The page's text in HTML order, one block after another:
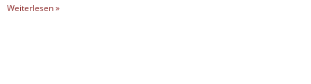
Weiterlesen »